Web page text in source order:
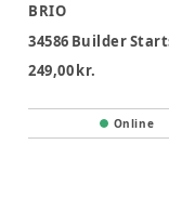
BRIO
34586 Builder
249,00 kr.
Online